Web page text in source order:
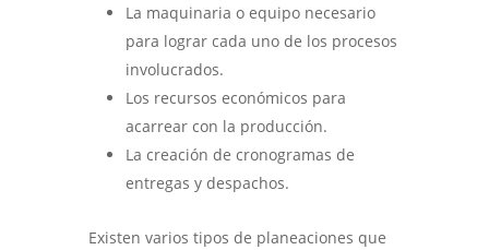
La maquinaria o equipo necesario
para lograr cada uno de los procesos
involucrados.
Los recursos económicos para
acarrear con la producción.
La creación de cronogramas de
entregas y despachos.
Existen varios tipos de planeaciones que